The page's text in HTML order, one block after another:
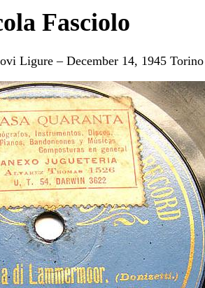
Fasciolo
Ligure – December 14, 1945 Torino